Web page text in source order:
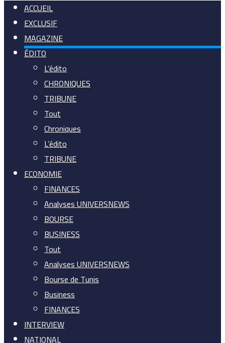
ACCUEIL
EXCLUSIF
MAGAZINE
ÉDITO
L’édito
CHRONIQUES
TRIBUNE
Tout
Chroniques
L’édito
TRIBUNE
ECONOMIE
FINANCES
Analyses UNIVERSNEWS
BOURSE
BUSINESS
Tout
Analyses UNIVERSNEWS
Bourse de Tunis
Business
FINANCES
INTERVIEW
NATIONAL